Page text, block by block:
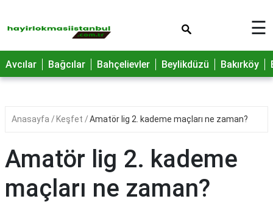
☰
Avcılar Bağcılar Bahçelievler Beylikdüzü Bakırköy
Anasayfa Keşfet Amatör lig 2. kademe maçları ne zaman?
Amatör lig 2. kademe
maçları ne zaman?